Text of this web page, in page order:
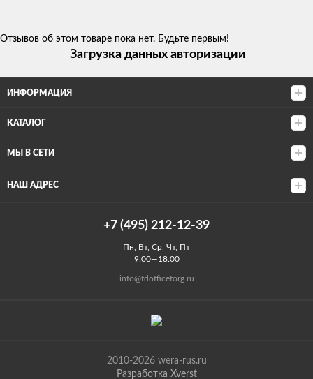
Отзывов об этом товаре пока нет. Будьте первым!
Загрузка данных авторизации
ИНФОРМАЦИЯ
КАТАЛОГ
МЫ В СЕТИ
НАШ АДРЕС
+7 (495) 212-12-39
Пн, Вт, Ср, Чт, Пт
9:00—18:00
info@tdofficetorg.ru
2010-2026 wera-rus.ru
Разработка Xverst